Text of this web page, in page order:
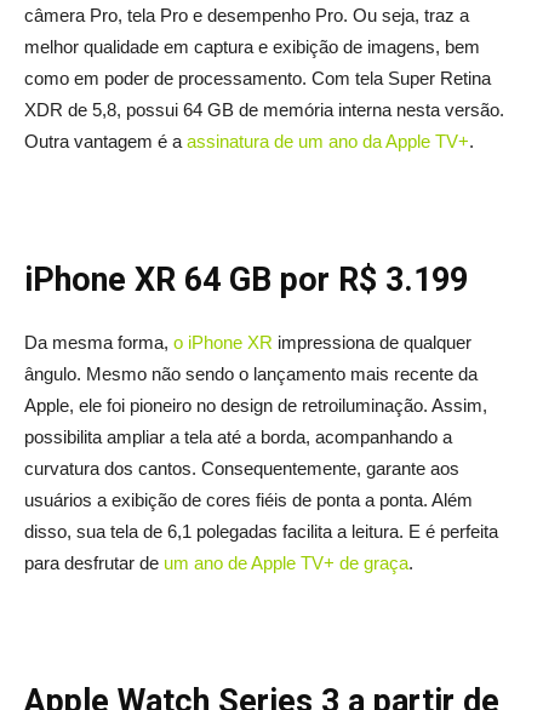
câmera Pro, tela Pro e desempenho Pro. Ou seja, traz a
melhor qualidade em captura e exibição de imagens, bem
como em poder de processamento. Com tela Super Retina
XDR de 5,8, possui 64 GB de memória interna nesta versão.
Outra vantagem é a assinatura de um ano da Apple TV+.
iPhone XR 64 GB por R$ 3.199
Da mesma forma, o iPhone XR impressiona de qualquer
ângulo. Mesmo não sendo o lançamento mais recente da
Apple, ele foi pioneiro no design de retroiluminação. Assim,
possibilita ampliar a tela até a borda, acompanhando a
curvatura dos cantos. Consequentemente, garante aos
usuários a exibição de cores fiéis de ponta a ponta. Além
disso, sua tela de 6,1 polegadas facilita a leitura. E é perfeita
para desfrutar de um ano de Apple TV+ de graça.
Apple Watch Series 3 a partir de